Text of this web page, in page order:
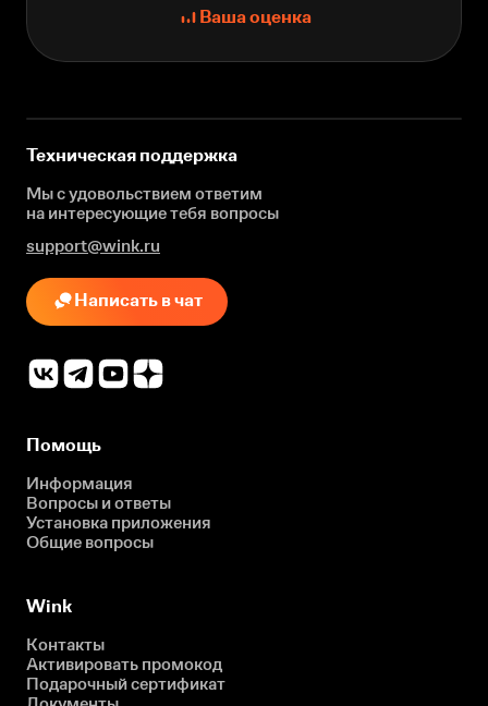
Ваша оценка
Техническая поддержка
Мы с удовольствием ответим
на интересующиетебя вопросы
support@wink.ru
Написать в чат
Помощь
Информация
Вопросы и ответы
Установка приложения
Общие вопросы
Wink
Контакты
Активировать промокод
Подарочный сертификат